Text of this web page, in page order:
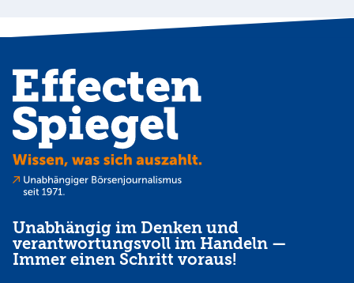
Unabhängig im Denken und
verantwortungsvoll im Handeln —
Immer einen Schritt voraus!